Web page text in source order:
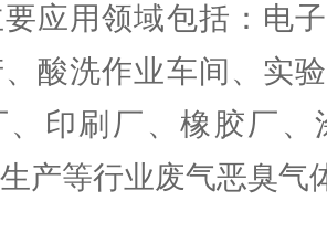
应用领域包括：电
酸洗作业车间、实
、印刷厂、橡胶厂、
产等行业废气恶臭气